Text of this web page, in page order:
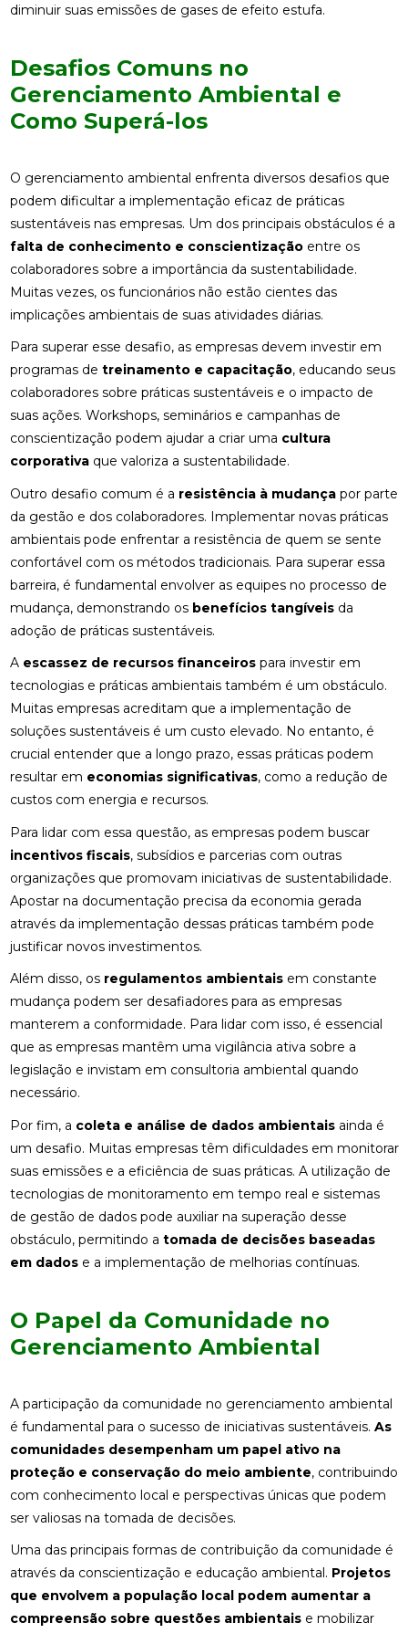
diminuir suas emissões de gases de efeito estufa.
Desafios Comuns no
Gerenciamento Ambiental e
Como Superá-los
O gerenciamento ambiental enfrenta diversos desafios que
podem dificultar a implementação eficaz de práticas
sustentáveis nas empresas. Um dos principais obstáculos é a
falta de conhecimento e conscientizaçãoentre os
colaboradores sobre a importância da sustentabilidade.
Muitas vezes, os funcionários não estão cientes das
implicações ambientais de suas atividades diárias.
Para superar esse desafio, as empresas devem investir em
programas de treinamento e capacitação, educando seus
colaboradores sobre práticas sustentáveis e o impacto de
suas ações. Workshops, seminários e campanhas de
conscientização podem ajudar a criar uma cultura
corporativaque valoriza a sustentabilidade.
Outro desafio comum é a resistência à mudançapor parte
da gestão e dos colaboradores. Implementar novas práticas
ambientais pode enfrentar a resistência de quem se sente
confortável com os métodos tradicionais. Para superar essa
barreira, é fundamental envolver as equipes no processo de
mudança, demonstrando os benefícios tangíveisda
adoção de práticas sustentáveis.
A escassez de recursos financeirospara investir em
tecnologias e práticas ambientais também é um obstáculo.
Muitas empresas acreditam que a implementação de
soluções sustentáveis é um custo elevado. No entanto, é
crucial entender que a longo prazo, essas práticas podem
resultar em economias significativas, como a redução de
custos com energia e recursos.
Para lidar com essa questão, as empresas podem buscar
incentivos fiscais, subsídios e parcerias com outras
organizações que promovam iniciativas de sustentabilidade.
Apostar na documentação precisa da economia gerada
através da implementação dessas práticas também pode
justificar novos investimentos.
Além disso, os regulamentos ambientaisem constante
mudança podem ser desafiadores para as empresas
manterem a conformidade. Para lidar com isso, é essencial
que as empresas mantêm uma vigilância ativa sobre a
legislação e invistam em consultoria ambiental quando
necessário.
Por fim, a coleta e análise de dados ambientaisainda é
um desafio. Muitas empresas têm dificuldades em monitorar
suas emissões e a eficiência de suas práticas. A utilização de
tecnologias de monitoramento em tempo real e sistemas
de gestão de dados pode auxiliar na superação desse
obstáculo, permitindo a tomada de decisões baseadas
em dadose a implementação de melhorias contínuas.
O Papel da Comunidade no
Gerenciamento Ambiental
A participação da comunidade no gerenciamento ambiental
é fundamental para o sucesso de iniciativas sustentáveis. As
comunidades desempenham um papel ativo na
proteção e conservação do meio ambiente, contribuindo
com conhecimento local e perspectivas únicas que podem
ser valiosas na tomada de decisões.
Uma das principais formas de contribuição da comunidade é
através da conscientização e educação ambiental. Projetos
que envolvem a população local podem aumentar a
compreensão sobre questões ambientaise mobilizar